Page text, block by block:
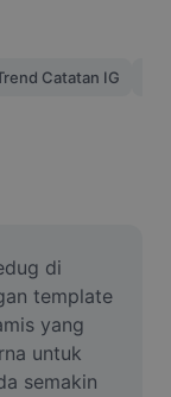
Catatan IG
di
template
yang
untuk
semakin